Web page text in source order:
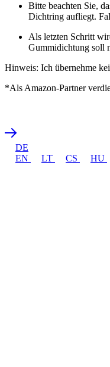
Bitte beachten Sie,
Dichtring aufliegt.
Als letzten Schritt
Gummidichtung soll
Hinweis: Ich übernehme
*Als Amazon-Partner
DE
EN
LT CS HU